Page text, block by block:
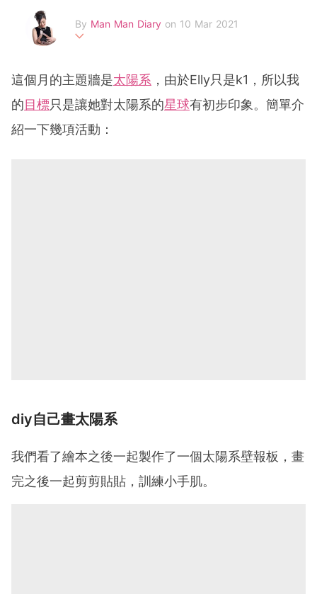
By Man Man Diary on 10 Mar 2021
音樂系，並取得碩士學位。擁有鋼琴高級演奏級文憑及蒙特
梭利教學文憑。喜歡音樂、動物、卡通片。
FB page: Man Man Diary
這個月的主題牆是太陽系 ，由於Elly只是k1，所以我
的目標只是讓她對太陽系的星球有初步印象。簡單介
紹一下幾項活動：
diy自己畫太陽系
我們看了繪本之後一起製作了一個太陽系壁報板，畫
完之後一起剪剪貼貼，訓練小手肌。